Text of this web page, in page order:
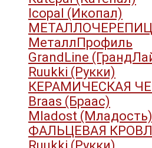
Icopal (Икопал)
МеталлПрофиль
GrandLine
Ruukki (Рукки)
КЕРАМИЧЕСКАЯ
Braas (Браас)
Mladost (Младость)
ФАЛЬЦЕВАЯ